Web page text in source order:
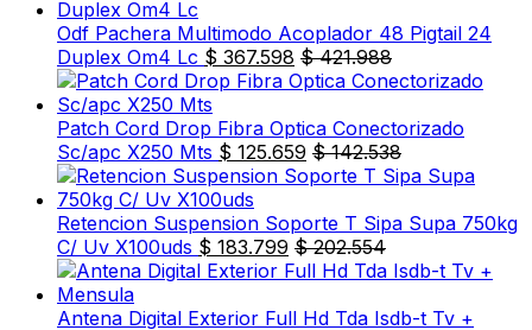
Odf Pachera Multimodo Acoplador 48 Pigtail 24
Duplex Om4 Lc $ 367.598 $421.988
Patch Cord Drop Fibra Optica Conectorizado
Sc/apc X250 Mts $ 125.659 $142.538
Retencion Suspension Soporte T Sipa Supa 750kg
C/ Uv X100uds $ 183.799 $202.554
Antena Digital Exterior Full Hd Tda Isdb-t Tv +